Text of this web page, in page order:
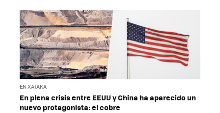
EN XATAKA
En plena crisis entre EEUU y China ha aparecido un
nuevo protagonista: el cobre